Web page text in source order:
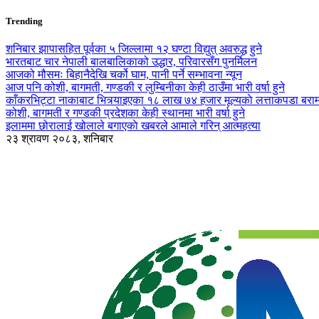
Trending
शनिबार झापासहित पूर्वका ५ जिल्लामा १२ घण्टा विद्युत् अवरुद्ध हुने
भारतबाट चार नेपाली बालबालिकाको उद्धार, परिवारसँग पुनर्मिलन
आजको मौसमः बिहानैदेखि चर्को घाम, पानी पर्ने सम्भावना न्यून
आज पनि कोशी, बागमती, गण्डकी र लुम्बिनीका केही ठाउँमा भारी वर्षा हुने
काँकरभिट्टा नाकाबाट भित्र्याइएका १८ लाख ७४ हजार मूल्यकाे लत्ताकपडा
कोशी, बागमती र गण्डकी प्रदेशका केही स्थानमा भारी वर्षा हुने
इलाममा छोरालाई खोलाले बगाएकाे खबरले आमाले गरिन् आत्महत्या
२३ श्रावण २०८३, शनिबार